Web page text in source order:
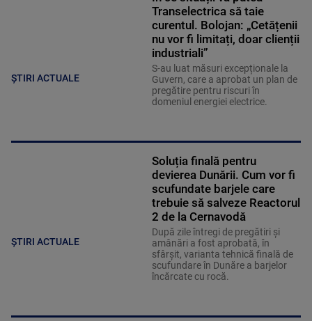
ȘTIRI ACTUALE
Transelectrica să taie
curentul. Bolojan: „Cetățenii
nu vor fi limitați, doar clienții
industriali”
S-au luat măsuri excepționale la
Guvern, care a aprobat un plan de
pregătire pentru riscuri în
domeniul energiei electrice.
ȘTIRI ACTUALE
Soluția finală pentru
devierea Dunării. Cum vor fi
scufundate barjele care
trebuie să salveze Reactorul
2 de la Cernavodă
După zile întregi de pregătiri și
amânări a fost aprobată, în
sfârșit, varianta tehnică finală de
scufundare în Dunăre a barjelor
încărcate cu rocă.